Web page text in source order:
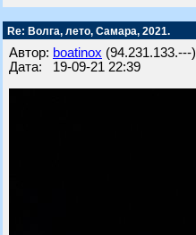
Re: Волга, лето, Самара, 2021.
Автор: boatinox (94.231.133.---)
Дата: 19-09-21 22:39